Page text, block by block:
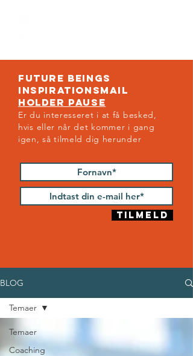
Future BeingS
INSPIRATIONSMAIL
HOLDER PAUSE
Er du interesseret i at få besked,
hvis eller når det kommer i gang
igen, så tilmeld dig herunder
Tilmeld
BLOG
Temaer
Coaching
Temaer